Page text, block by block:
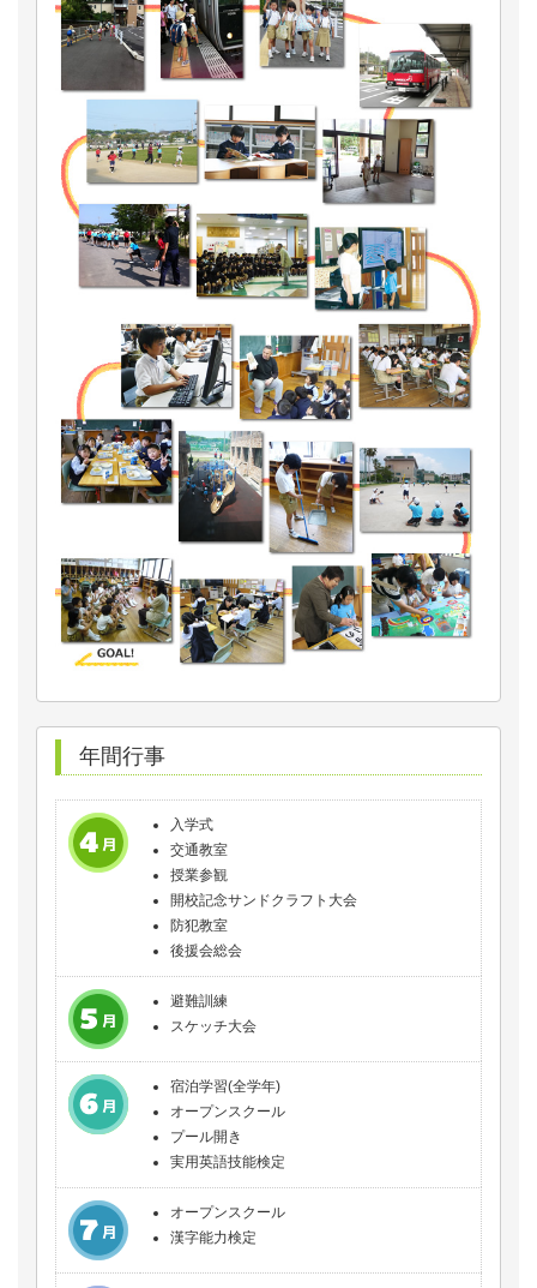
年間行事
入学式
交通教室
授業参観
開校記念サンドクラフト大会
防犯教室
後援会総会
避難訓練
スケッチ大会
宿泊学習(全学年)
オープンスクール
プール開き
実用英語技能検定
オープンスクール
漢字能力検定